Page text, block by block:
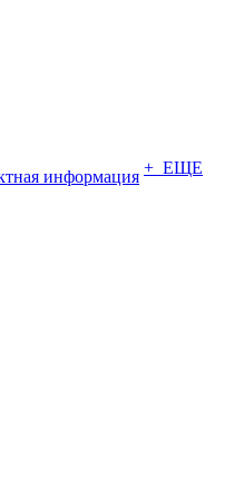
информация + ЕЩЕ